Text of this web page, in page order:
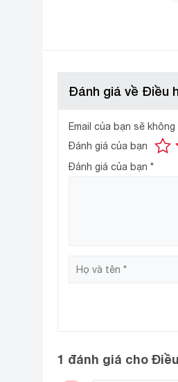
Điều hòa 1
Điều hòa Sumikura
nhỏ có diện tích 15 m2
Môi chất lạnh
Chung tay bảo vệ và
gas R410A, gấp 6.1
Đánh giá về Điều
Email của bạn sẽ
Đánh giá của bạn
Đánh giá của bạn *
1 đánh giá cho